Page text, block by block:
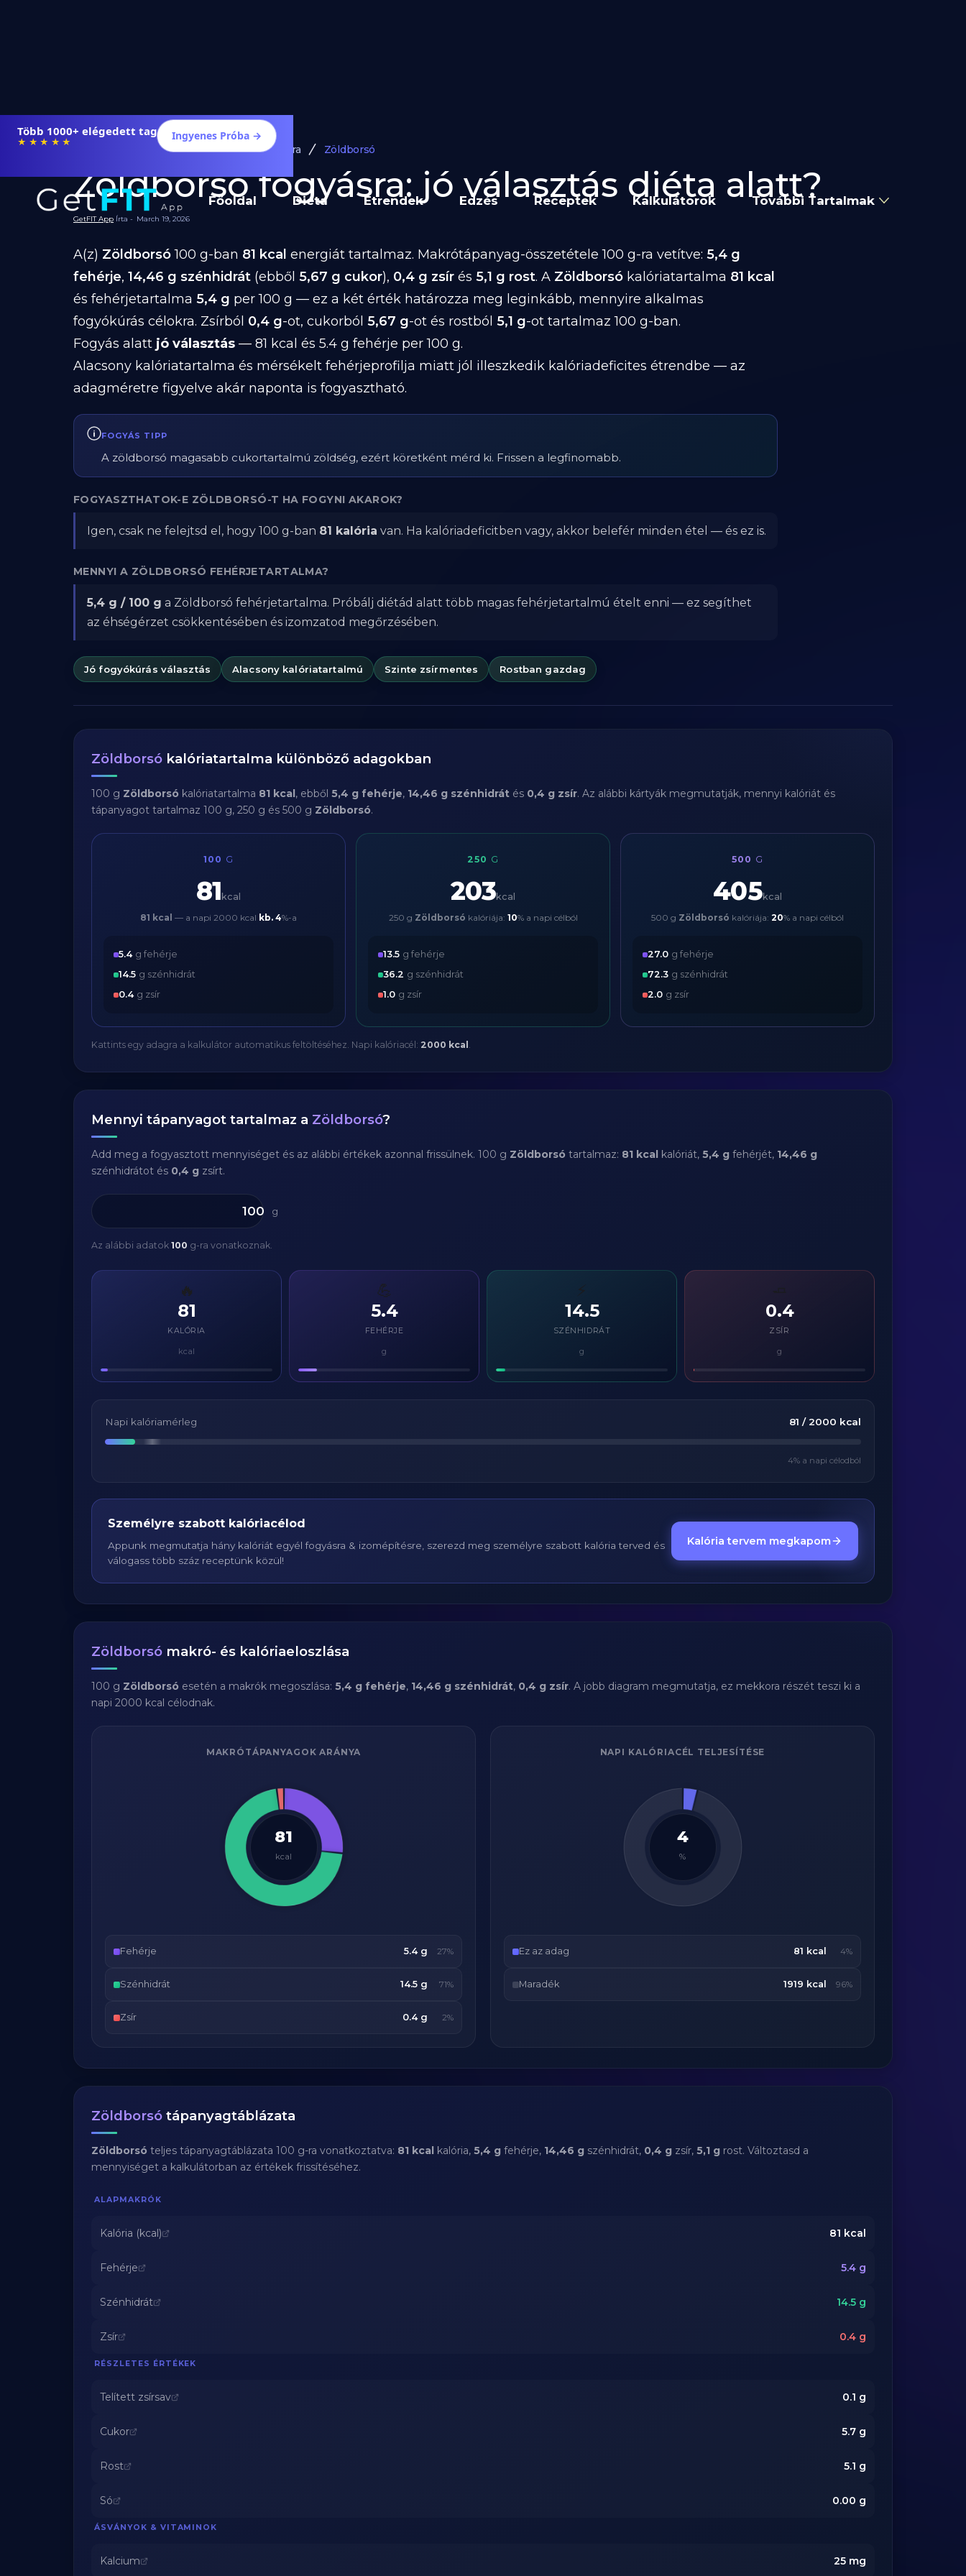
Több 1000+ elégedett tag
★★★★★ Ingyenes Próba →
Főoldal Diéta Étrendek Edzés Receptek Kalkulátorok További Tartalmak
Diéta és Étrend Ételek Fogyásra Zöldborsó
Zöldborsó fogyásra: jó választás diéta alatt?
GetFIT App Írta - March 19, 2026
A(z) Zöldborsó100 g-ban 81 kcal energiát tartalmaz. Makrótápanyag-összetétele 100 g-ra vetítve: 5,4 g
fehérje, 14,46 g szénhidrát (ebből 5,67 g cukor), 0,4 g zsír és 5,1 g rost. A Zöldborsó kalóriatartalma 81 kcal
és fehérjetartalma 5,4 g per 100 g — ez a két érték határozza meg leginkább, mennyire alkalmas
fogyókúrás célokra. Zsírból 0,4 g-ot, cukorból 5,67 g-ot és rostból 5,1 g-ot tartalmaz 100 g-ban.
Fogyás alatt jó választás — 81 kcal és 5.4 g fehérje per 100 g.
Alacsony kalóriatartalma és mérsékelt fehérjeprofilja miatt jól illeszkedik kalóriadeficites étrendbe — az
adagméretre figyelve akár naponta is fogyasztható.
FOGYÁS TIPP
A zöldborsó magasabb cukortartalmú zöldség, ezért köretként mérd ki. Frissen a legfinomabb.
FOGYASZTHATOK-E ZÖLDBORSÓ-T HA FOGYNI AKAROK?
Igen, csak ne felejtsd el, hogy 100 g-ban 81 kalória van. Ha kalóriadeficitben vagy, akkor belefér minden étel — és ez is.
MENNYI A ZÖLDBORSÓ FEHÉRJETARTALMA?
5,4 g / 100 g a Zöldborsó fehérjetartalma. Próbálj diétád alatt több magas fehérjetartalmú ételt enni — ez segíthet
az éhségérzet csökkentésében és izomzatod megőrzésében.
Jó fogyókúrás választás Alacsony kalóriatartalmú Szinte zsírmentes Rostban gazdag
Zöldborsó kalóriatartalma különböző adagokban
100 g Zöldborsó kalóriatartalma 81 kcal, ebből 5,4 g fehérje, 14,46 g szénhidrát és 0,4 g zsír. Az alábbi kártyák megmutatják, mennyi kalóriát és
tápanyagot tartalmaz 100 g, 250 g és 500 g Zöldborsó.
100 G
81 kcal
81 kcal — a napi 2000 kcal kb. 4%-a
5.4 g fehérje
14.5 g szénhidrát
0.4 g zsír
250 G
203kcal
250 g Zöldborsó kalóriája: 10% a napi célból
13.5 g fehérje
36.2 g szénhidrát
1.0 g zsír
500 G
405kcal
500 g Zöldborsó kalóriája: 20% a napi célból
27.0 g fehérje
72.3 g szénhidrát
2.0 g zsír
Kattints egy adagra a kalkulátor automatikus feltöltéséhez. Napi kalóriacél: 2000 kcal .
Mennyi tápanyagot tartalmaz a Zöldborsó?
Add meg a fogyasztott mennyiséget és az alábbi értékek azonnal frissülnek. 100 g Zöldborsó tartalmaz: 81 kcal kalóriát, 5,4 g fehérjét, 14,46 g
szénhidrátot és 0,4 g zsírt.
g
Az alábbi adatok 100 g-ra vonatkoznak.
🔥
81
KALÓRIA
kcal
💪
5.4
FEHÉRJE
g
⚡
14.5
SZÉNHIDRÁT
g
0.4
ZSÍR
g
Napi kalóriamérleg 81 / 2000 kcal
4% a napi célodból
Személyre szabott kalóriacélod
Appunk megmutatja hány kalóriát egyél fogyásra & izomépítésre, szerezd meg személyre szabott kalória terved és
válogass több száz receptünk közül!
Kalória tervem megkapom
Zöldborsó makró- és kalóriaeloszlása
100 g Zöldborsó esetén a makrók megoszlása: 5,4 g fehérje, 14,46 g szénhidrát, 0,4 g zsír. A jobb diagram megmutatja, ez mekkora részét teszi ki a
napi 2000 kcal célodnak.
MAKRÓTÁPANYAGOK ARÁNYA
81
kcal
Fehérje 5.4 g 27%
Szénhidrát 14.5 g 71%
Zsír 0.4 g 2%
NAPI KALÓRIACÉL TELJESÍTÉSE
4
%
Ez az adag 81 kcal 4%
Maradék 1919 kcal 96%
Zöldborsó tápanyagtáblázata
Zöldborsó teljes tápanyagtáblázata 100 g-ra vonatkoztatva: 81 kcal kalória, 5,4 g fehérje, 14,46 g szénhidrát, 0,4 g zsír, 5,1 g rost. Változtasd a
mennyiséget a kalkulátorban az értékek frissítéséhez.
ALAPMAKRÓK
Kalória (kcal) 81 kcal
Fehérje 5.4 g
Szénhidrát 14.5 g
Zsír 0.4 g
RÉSZLETES ÉRTÉKEK
Telített zsírsav 0.1 g
Cukor 5.7 g
Rost 5.1 g
Só 0.00 g
ÁSVÁNYOK & VITAMINOK
Kalcium 25 mg